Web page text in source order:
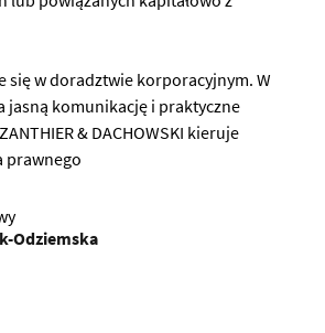
się w doradztwie korporacyjnym. W
jasną komunikację i praktyczne
& DACHOWSKI kieruje
prawnego
Odziemska